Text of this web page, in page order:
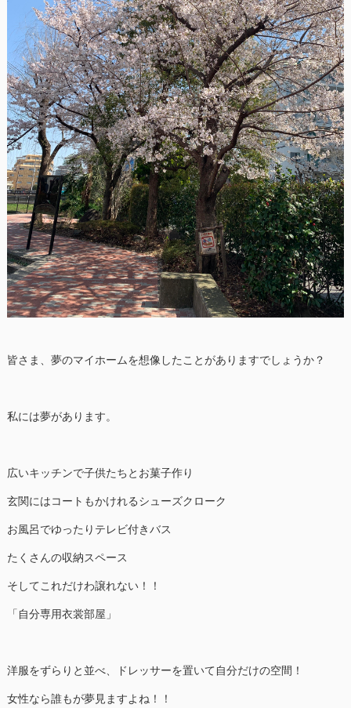
皆さま、夢のマイホームを想像したことがありますでしょうか？
私には夢があります。
広いキッチンで子供たちとお菓子作り
玄関にはコートもかけれるシューズクローク
お風呂でゆったりテレビ付きバス
たくさんの収納スペース
そしてこれだけわ譲れない！！
「自分専用衣裳部屋」
洋服をずらりと並べ、ドレッサーを置いて自分だけの空間！
女性なら誰もが夢見ますよね！！